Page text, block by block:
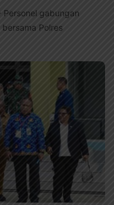
gabungan
Polres